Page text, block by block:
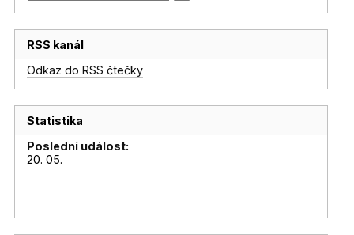
RSS kanál
Odkaz do RSS čtečky
Statistika
Poslední událost:
20. 05.